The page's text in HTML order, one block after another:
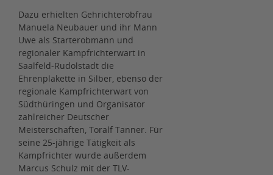
Dazu erhielten Gehrichterobfrau
Manuela Neubauer und ihr Mann
Uwe als Starterobmann und
regionaler Kampfrichterwart in
Saalfeld-Rudolstadt die
Ehrenplakette in Silber, ebenso der
regionale Kampfrichterwart von
Südthüringen und Organisator
zahlreicher Deutscher
Meisterschaften, Toralf Tanner. Für
seine 25-jährige Tätigkeit als
Kampfrichter wurde außerdem
Marcus Schulz mit der TLV-